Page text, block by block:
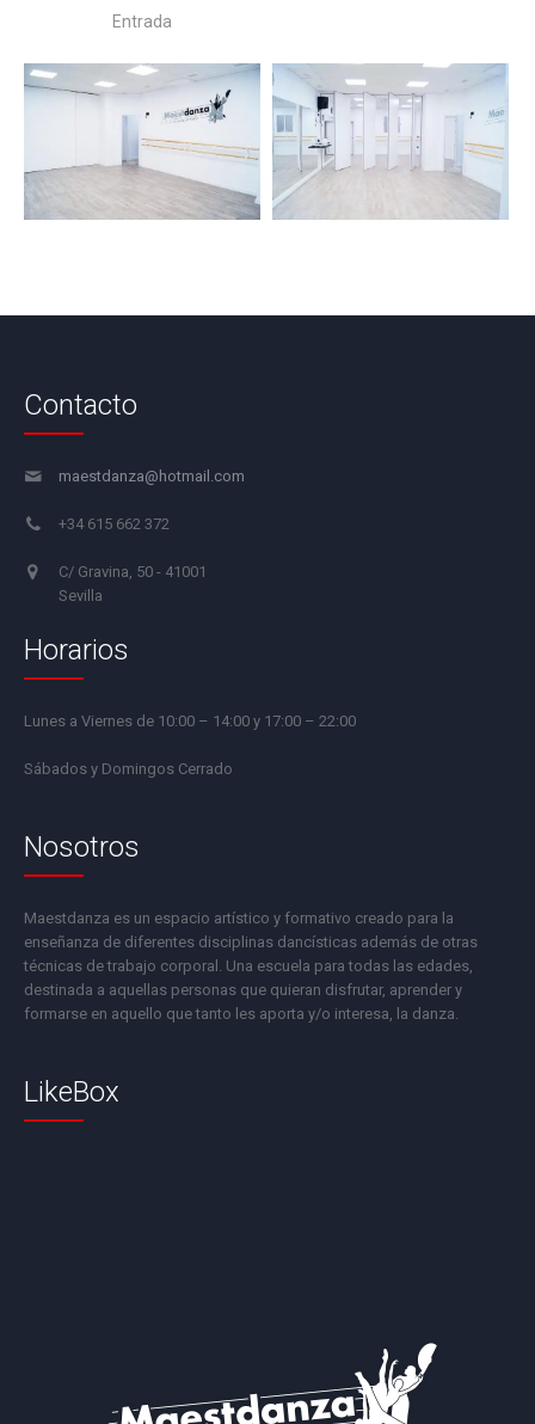
Entrada
Contacto
maestdanza@hotmail.com
+34 615 662 372
C/ Gravina, 50 - 41001
Sevilla
Horarios
Lunes a Viernes de 10:00 – 14:00 y 17:00 – 22:00
Sábados y Domingos Cerrado
Nosotros
Maestdanza es un espacio artístico y formativo creado para la
enseñanza de diferentes disciplinas dancísticas además de otras
técnicas de trabajo corporal. Una escuela para todas las edades,
destinada a aquellas personas que quieran disfrutar, aprender y
formarse en aquello que tanto les aporta y/o interesa, la danza.
LikeBox